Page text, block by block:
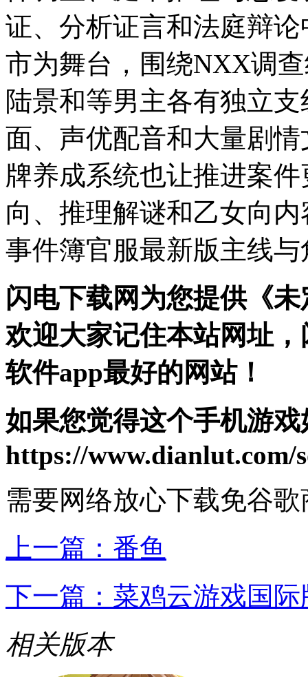
证、分析证言和法庭辩
市为舞台，围绕NXX调
陆景和等男主各有独立
面、声优配音和大量剧
牌养成系统也让推进案
向、推理解谜和乙女向
事件簿官服最新版主线
闪电下载网为您提供《
欢迎大家记住本站网址
软件app最好的网站！
如果您觉得这个手机游
https://www.dianlut.com/
需要网络放心下载免谷歌
上一篇： 番鱼
下一篇： 菜鸡云游戏国际
相关版本